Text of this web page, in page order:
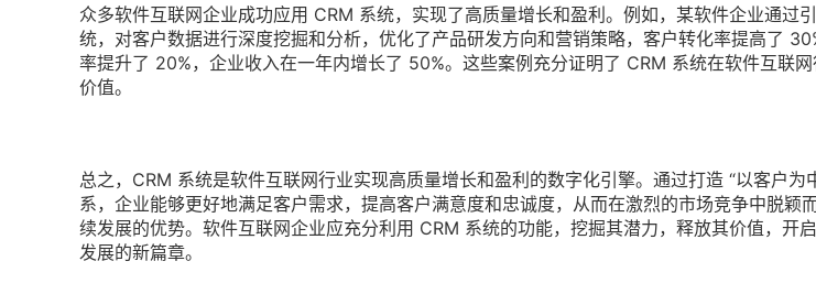
众多软件互联网企业成功应用 CRM 系统，实现了高质量增长和盈利。例如，某软件企业通过
统，对客户数据进行深度挖掘和分析，优化了产品研发方向和营销策略，客户转化率提高了
率提升了 20%，企业收入在一年内增长了 50%。这些案例充分证明了 CRM 系统在软件互联
价值。
总之，CRM 系统是软件互联网行业实现高质量增长和盈利的数字化引擎。通过打造 “以客户为
系，企业能够更好地满足客户需求，提高客户满意度和忠诚度，从而在激烈的市场竞争中脱颖
续发展的优势。软件互联网企业应充分利用 CRM 系统的功能，挖掘其潜力，释放其价值，开
发展的新篇章。